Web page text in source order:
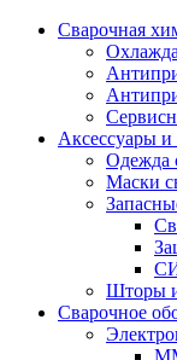
Сварочная
Аксессуары
Одежда
Маски
Шторы и
Сварочное